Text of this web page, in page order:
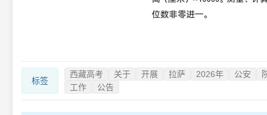
标签
西藏高考 关于 开展 拉萨 2026年 公安
工作
公告